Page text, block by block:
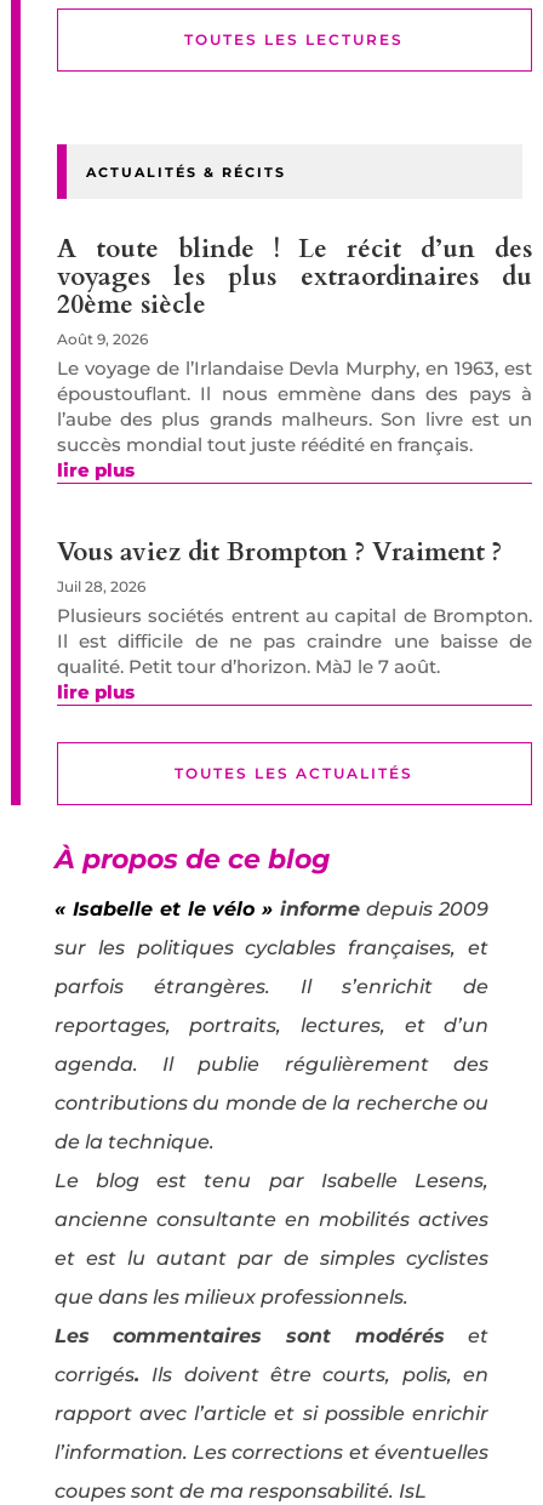
TOUTES LES LECTURES
ACTUALITÉS & RÉCITS
A toute blinde ! Le récit d’un des
voyages les plus extraordinaires du
20ème siècle
Août 9, 2026
Le voyage de l’Irlandaise Devla Murphy, en 1963, est
époustouflant. Il nous emmène dans des pays à
l’aube des plus grands malheurs. Son livre est un
succès mondial tout juste réédité en français.
lire plus
Vous aviez dit Brompton ? Vraiment ?
Juil 28, 2026
Plusieurs sociétés entrent au capital de Brompton.
Il est difficile de ne pas craindre une baisse de
qualité. Petit tour d’horizon. MàJ le 7 août.
lire plus
TOUTES LES ACTUALITÉS
À propos de ce blog
« Isabelle et le vélo » informe depuis 2009
sur les politiques cyclables françaises, et
parfois étrangères. Il s’enrichit de
reportages, portraits, lectures, et d’un
agenda. Il publie régulièrement des
contributions du monde de la recherche ou
de la technique.
Le blog est tenu par Isabelle Lesens,
ancienne consultante en mobilités actives
et est lu autant par de simples cyclistes
que dans les milieux professionnels.
Les commentaires sont modéréset
corrigés. Ils doivent être courts, polis, en
rapport avec l’article et si possible enrichir
l’information. Les corrections et éventuelles
coupes sont de ma responsabilité. IsL